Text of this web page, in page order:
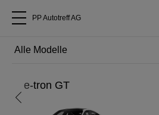
Alle Modelle
Über uns
PP Autotreff AG
Entdecken Sie den neuen Audi RS 5.
e-tron GT